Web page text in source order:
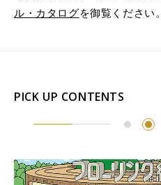
ル・カタログを御覧ください。
PICK UP CONTENTS